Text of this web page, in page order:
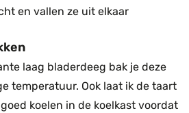
en vallen ze uit elkaar
laag bladerdeeg bak je deze
temperatuur. Ook laat ik de taart
koelen in de koelkast voordat